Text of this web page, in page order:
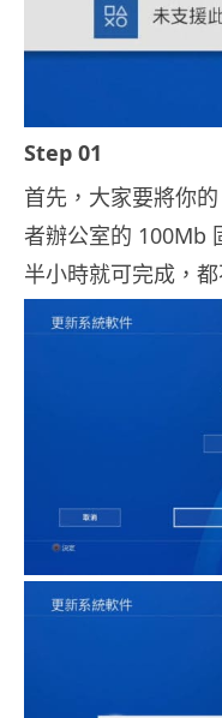
Step 01
首先，大家要將你
者辦公室的 100Mb
半小時就可完成，